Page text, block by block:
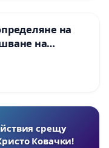
на
на
възел АМ
- к.к.
срещу
Ковачки!